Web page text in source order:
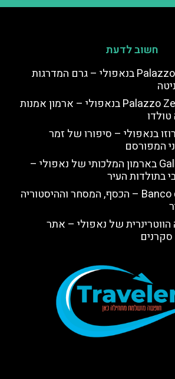
חשוב לדעת
Palazzo dello Spagnolo בנאפולי – גרם המדרגות
Palazzo Zevallos Stigliano בנאפולי – ארמון אמנות
בנאפולי – סיפורו של זמר
המפורסם
Galleria del Tempo בארמון המלכותי של נאפולי –
בתולדות העיר
מוזיאון Banco di Napoli – הכסף, המסחר וההיסטוריה
הווטרינרית של נאפולי – אתר